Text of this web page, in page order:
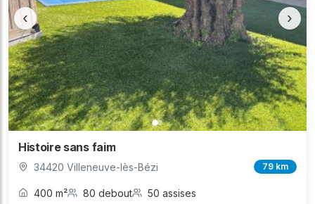
‹ ›
Histoire sans faim
34420 Villeneuve-lès-Bézi 79 km
400 m² 80 debout 50 assises